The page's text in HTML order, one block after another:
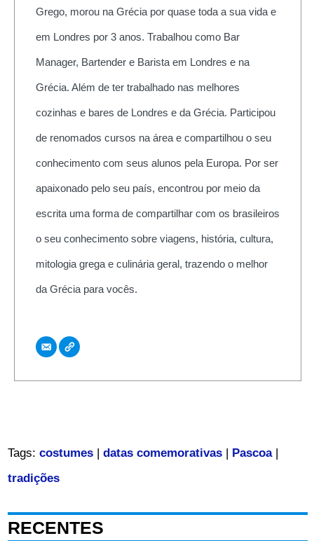
Grego, morou na Grécia por quase toda a sua vida e
em Londres por 3 anos. Trabalhou como Bar
Manager, Bartender e Barista em Londres e na
Grécia. Além de ter trabalhado nas melhores
cozinhas e bares de Londres e da Grécia. Participou
de renomados cursos na área e compartilhou o seu
conhecimento com seus alunos pela Europa. Por ser
apaixonado pelo seu país, encontrou por meio da
escrita uma forma de compartilhar com os brasileiros
o seu conhecimento sobre viagens, história, cultura,
mitologia grega e culinária geral, trazendo o melhor
da Grécia para vocês.
Tags: costumes| datas comemorativas| Pascoa|
tradições
RECENTES